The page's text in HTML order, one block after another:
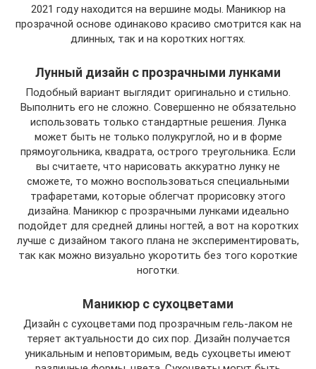
2021 году находится на вершине моды. Маникюр на
прозрачной основе одинаково красиво смотрится как на
длинных, так и на коротких ногтях.
Лунный дизайн с прозрачными лунками
Подобный вариант выглядит оригинально и стильно.
Выполнить его не сложно. Совершенно не обязательно
использовать только стандартные решения. Лунка
может быть не только полукруглой, но и в форме
прямоугольника, квадрата, острого треугольника. Если
вы считаете, что нарисовать аккуратно лунку не
сможете, то можно воспользоваться специальными
трафаретами, которые облегчат прорисовку этого
дизайна. Маникюр с прозрачными лунками идеально
подойдет для средней длины ногтей, а вот на коротких
лучше с дизайном такого плана не экспериментировать,
так как можно визуально укоротить без того короткие
ноготки.
Маникюр с сухоцветами
Дизайн с сухоцветами под прозрачным гель-лаком не
теряет актуальности до сих пор. Дизайн получается
уникальным и неповторимым, ведь сухоцветы имеют